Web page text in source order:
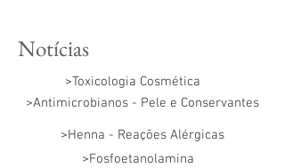
Notícias
>Toxicologia Cosmética
>Antimicrobianos - Pele e Conservantes
>Henna - Reações Alérgicas
>Fosfoetanolamina